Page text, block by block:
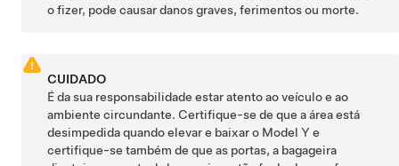
o fizer, pode causar danos graves, ferimentos ou morte.
CUIDADO
É da sua responsabilidade estar atento ao veículo e ao
ambiente circundante. Certifique-se de que a área está
desimpedida quando elevar e baixar o Model Y e
certifique-se também de que as portas, a bagageira